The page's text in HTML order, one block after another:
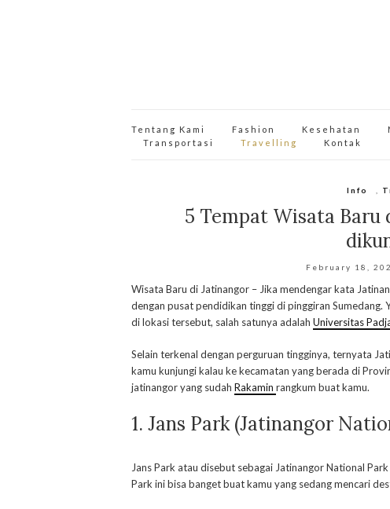
Tentang Kami Fashion Kesehatan
Transportasi
Travelling Kontak
Info
5 Tempat Wisata
February 18,
Wisata Baru di Jatinangor – Jika mendengar kata
dengan pusat pendidikan tinggi di pinggiran
di lokasi tersebut, salah satunya adalah Universitas
Selain terkenal dengan perguruan tingginya, ternyata
kamu kunjungi kalau ke kecamatan yang berada di
jatinangor yang sudah Rakamin rangkum buat kamu.
1. Jans Park (Jatinangor
Jans Park atau disebut sebagai Jatinangor National
Park ini bisa banget buat kamu yang sedang mencari